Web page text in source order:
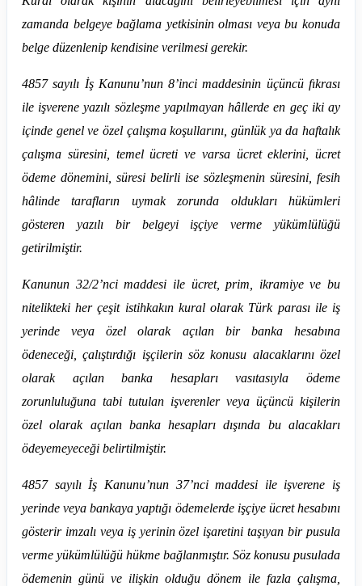
zamanda belgeye bağlama yetkisinin olması veya bu konuda
belge düzenlenip kendisine verilmesi gerekir.
4857 sayılı İş Kanunu’nun 8’inci maddesinin üçüncü fıkrası
ile işverene yazılı sözleşme yapılmayan hâllerde en geç iki ay
içinde genel ve özel çalışma koşullarını, günlük ya da haftalık
çalışma süresini, temel ücreti ve varsa ücret eklerini, ücret
ödeme dönemini, süresi belirli ise sözleşmenin süresini, fesih
hâlinde tarafların uymak zorunda oldukları hükümleri
gösteren yazılı bir belgeyi işçiye verme yükümlülüğü
getirilmiştir.
Kanunun 32/2’nci maddesi ile ücret, prim, ikramiye ve bu
nitelikteki her çeşit istihkakın kural olarak Türk parası ile iş
yerinde veya özel olarak açılan bir banka hesabına
ödeneceği, çalıştırdığı işçilerin söz konusu alacaklarını özel
olarak açılan banka hesapları vasıtasıyla ödeme
zorunluluğuna tabi tutulan işverenler veya üçüncü kişilerin
özel olarak açılan banka hesapları dışında bu alacakları
ödeyemeyeceği belirtilmiştir.
4857 sayılı İş Kanunu’nun 37’nci maddesi ile işverene iş
yerinde veya bankaya yaptığı ödemelerde işçiye ücret hesabını
gösterir imzalı veya iş yerinin özel işaretini taşıyan bir pusula
verme yükümlülüğü hükme bağlanmıştır. Söz konusu pusulada
ödemenin günü ve ilişkin olduğu dönem ile fazla çalışma,